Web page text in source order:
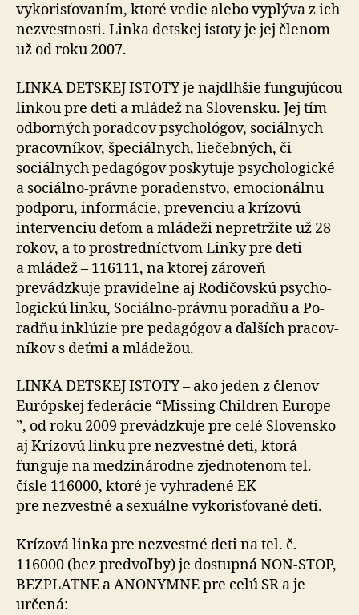
vy­ko­risťo­va­ním, ktoré vedie alebo vyplýva z ich
nezvestnosti. Linka detskej istoty je jej členom
už od roku 2007.
LINKA DETSKEJ ISTOTY je najdlhšie fungujúcou
linkou pre deti a mládež na Slo­ven­sku. Jej tím
odborných poradcov psychológov, sociálnych
pracovníkov, špeciálnych, liečebných, či
sociálnych pedagógov poskytuje psy­cho­lo­gické
a so­ciálno-právne po­ra­denstvo, emocionálnu
podporu, informácie, prevenciu a krízovú
intervenciu deťom a mládeži nepretržite už 28
rokov, a to prostred­níctvom Linky pre deti
a mládež – 116111, na ktorej zároveň
prevádzkuje pravidelne aj Rodičovskú psy­cho­
lo­gickú linku, Sociálno-právnu poradňu a Po­
radňu inklúzie pre pe­da­gó­gov a ďalších pra­cov­
níkov s deťmi a mlá­dežou.
LINKA DETSKEJ ISTOTY – ako jeden z členov
Európskej federácie “Missing Children Europe
”, od roku 2009 prevádzkuje pre celé Slovensko
aj Krízovú linku pre nezvestné deti, ktorá
funguje na me­dzi­ná­rod­ne zjedno­te­nom tel.
čísle 116000, ktoré je vyhradené EK
pre nezvestné a se­xu­álne vy­ko­risťo­vané deti.
Krízová linka pre nezvestné deti na tel. č.
116000 (bez predvoľby) je dostupná NON-STOP,
BEZPLATNE a ANONYMNE pre celú SR a je
určená: